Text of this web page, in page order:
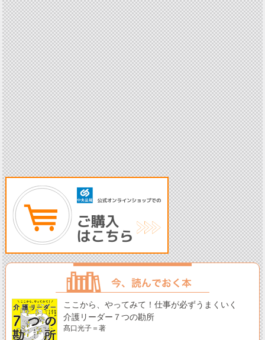
ここから、やってみて！仕事が必ずうまくいく
介護リーダー７つの勘所
髙口光子＝著